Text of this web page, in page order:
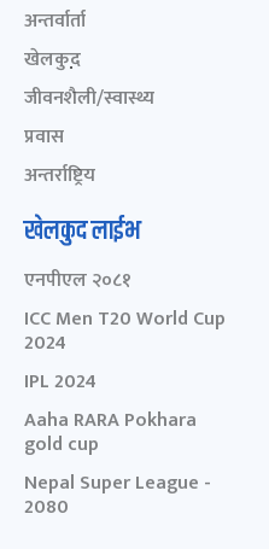
अन्तर्वार्ता
खेलकुद़़
जीवनशैली/स्वास्थ्य
प्रवास
अन्तर्राष्ट्रिय
खेलकुद लाईभ
एनपीएल २०८१
ICC Men T20 World Cup
2024
IPL 2024
Aaha RARA Pokhara
gold cup
Nepal Super League -
2080